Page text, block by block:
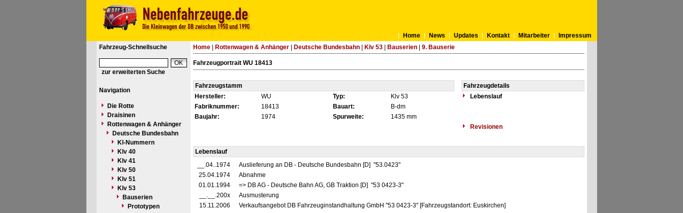
Home News Updates Kontakt Mitarbeiter
Impressum
Fahrzeug-Schnellsuche
zur erweiterten Suche
Navigation
Die Rotte
Draisinen
Rottenwagen & Anhänger
Deutsche Bundesbahn
Kl-Nummern
Klv 40
Klv 41
Klv 50
Klv 51
Klv 53
Bauserien
Prototypen
Home| Rottenwagen & Anhänger| Deutsche Bundesbahn| Klv 53| Bauserien| 9. Bauserie
Fahrzeugportrait WU 18413
Fahrzeugstamm
Fahrzeugdetails
Hersteller:
WU Typ: Klv 53
Lebenslauf
Fabriknummer:
18413 Bauart:
B-dm
Baujahr:
1974 Spurweite:
1435 mm
Revisionen
Lebenslauf
__.04..1974
Auslieferung an DB - Deutsche Bundesbahn [D] "53.0423"
25.04.1974
Abnahme
01.01.1994
=> DB AG - Deutsche Bahn AG, GB Traktion [D] "53 0423-3"
__.__.200x
Ausmusterung
15.11.2006
Verkaufsangebot DB Fahrzeuginstandhaltung GmbH "53 0423-3" [Fahrzeugstandort: Euskirchen]